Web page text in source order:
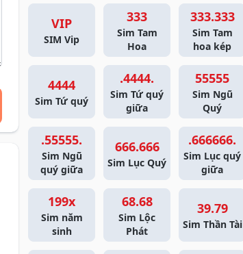
VIP
SIM Vip
333
Sim Tam
Hoa
333.333
Sim Tam
hoa kép
4444
Sim Tứ quý
.4444.
Sim Tứ quý
giữa
55555
Sim Ngũ
Quý
.55555.
Sim Ngũ
quý giữa
666.666
Sim Lục Quý
.666666.
Sim Lục quý
giữa
199x
Sim năm
sinh
68.68
Sim Lộc
Phát
39.79
Sim Thần Tài